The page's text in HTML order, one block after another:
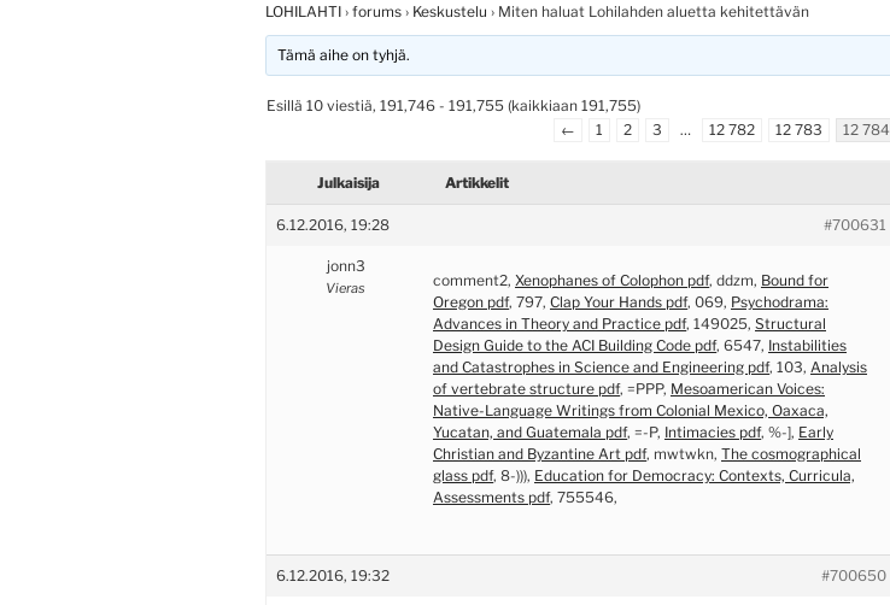
LOHILAHTI › forums › Keskustelu › Miten haluat Lohilahden aluetta kehitettävän
Tämä aihe on tyhjä.
Esillä 10 viestiä, 191,746 - 191,755 (kaikkiaan 191,755)
←
1 2 3 … 12 782 12 783 12 784
Julkaisija Artikkelit
6.12.2016, 19:28 #700631
jonn3
Vieras comment2, Xenophanes of Colophon pdf, ddzm, Bound for
Oregon pdf, 797, Clap Your Hands pdf, 069, Psychodrama:
Advances in Theory and Practice pdf, 149025, Structural
Design Guide to the ACI Building Code pdf, 6547, Instabilities
and Catastrophes in Science and Engineering pdf, 103, Analysis
of vertebrate structure pdf, =PPP, Mesoamerican Voices:
Native-Language Writings from Colonial Mexico, Oaxaca,
Yucatan, and Guatemala pdf, =-P, Intimacies pdf, %-], Early
Christian and Byzantine Art pdf, mwtwkn, The cosmographical
glass pdf, 8-))), Education for Democracy: Contexts, Curricula,
Assessments pdf, 755546,
6.12.2016, 19:32 #700650